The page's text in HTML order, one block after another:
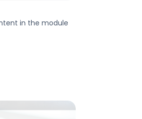
in the module